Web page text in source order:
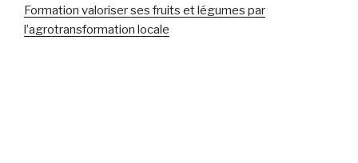
Formation valoriser ses fruits et légumes par
l’agrotransformation locale